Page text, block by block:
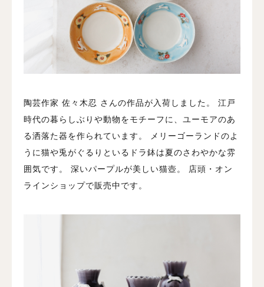
陶芸作家 佐々木忍 さんの作品が入荷しました。
江戸
時代の暮らしぶりや動物をモチーフに、ユーモアのあ
る洒落た器を作られています。
メリーゴーランドのよ
うに猫や兎がぐるりといるドラ鉢は夏のさわやかな雰
囲気です。
深いパープルが美しい猫壺。
店頭・オン
ラインショップで販売中です。